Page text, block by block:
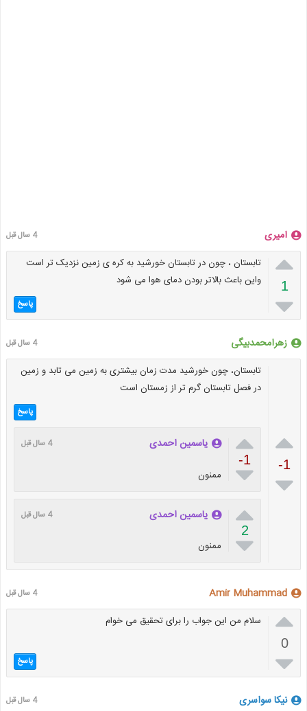
امیری 4 سال قبل

1

تابستان ، چون در تابستان خورشید به کره ی زمین نزدیک تر است
واین باعث بالاتر بودن دمای هوا می شود
پاسخ
زهرامحمدبیگی 4 سال قبل

-1

تابستان، چون خورشید مدت زمان بیشتری به زمین می تابد و زمین
در فصل تابستان گرم تر از زمستان است
پاسخ

-1

یاسمین احمدی 4 سال قبل
ممنون

2

یاسمین احمدی 4 سال قبل
ممنون
Amir Muhammad 4 سال قبل

0

سلام من این جواب را برای تحقیق می خوام
پاسخ
نیکا سواسری 4 سال قبل